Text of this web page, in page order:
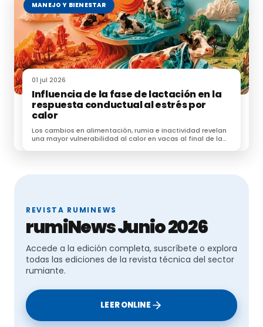
MANEJO Y BIENESTAR
01 jul 2026
Influencia de la fase de lactación en la
respuesta conductual al estrés por
calor
Los cambios en alimentación, rumia e inactividad revelan
una mayor vulnerabilidad al calor en vacas al final de la
REVISTA RUMINEWS
rumiNews Junio 2026
Accede a la edición completa, suscríbete o explora
todas las ediciones de la revista técnica del sector
rumiante.
LEER ONLINE